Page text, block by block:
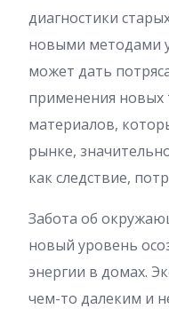
диагностики
новыми методами
может дать
применения новых
материалов,
рынке,
как следствие,
Забота об
новый уровень
энергии в домах.
чем-то далеким и